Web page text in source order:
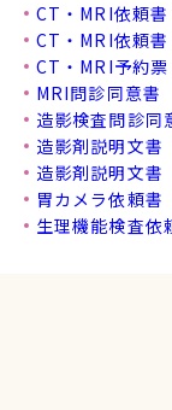
CT・MRI依頼書
CT・MRI依頼書
CT・MRI予約票
MRI問診同意書
造影検査問診同
造影剤説明文書
造影剤説明文書
胃カメラ依頼書
生理機能検査依